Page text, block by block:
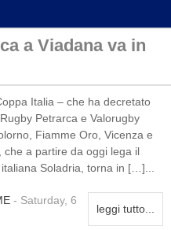
a Viadana va in
Italia – che ha decretato
Petrarca e Valorugby
Fiamme Oro, Vicenza e
che a partire da oggi lega il
Soladria, torna in […]...
leggi tutto...
- Saturday, 6